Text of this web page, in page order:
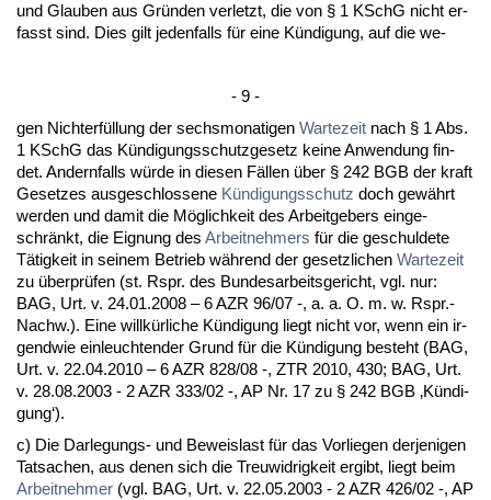
und Glau­ben aus Gründen ver­letzt, die von § 1 KSchG nicht er­
fasst sind. Dies gilt je­den­falls für ei­ne Kündi­gung, auf die we-
- 9 -
gen Nich­terfüllung der sechs­mo­na­ti­gen War­te­zeit nach § 1 Abs.
1 KSchG das Kündi­gungs­schutz­ge­setz kei­ne An­wen­dung fin­
det. An­dern­falls würde in die­sen Fällen über § 242 BGB der kraft
Ge­set­zes aus­ge­schlos­se­ne Kündi­gungs­schutz doch gewährt
wer­den und da­mit die Möglich­keit des Ar­beit­ge­bers ein­ge­
schränkt, die Eig­nung des Ar­beit­neh­mers für die ge­schul­de­te
Tätig­keit in sei­nem Be­trieb während der ge­setz­li­chen War­te­zeit
zu über­prüfen (st. Rspr. des Bun­des­ar­beits­ge­richt, vgl. nur:
BAG, Urt. v. 24.01.2008 – 6 AZR 96/07 -, a. a. O. m. w. Rspr.-
Nachw.). Ei­ne willkürli­che Kündi­gung liegt nicht vor, wenn ein ir­
gend­wie ein­leuch­ten­der Grund für die Kündi­gung be­steht (BAG,
Urt. v. 22.04.2010 – 6 AZR 828/08 -, ZTR 2010, 430; BAG, Urt.
v. 28.08.2003 - 2 AZR 333/02 -, AP Nr. 17 zu § 242 BGB ‚Kündi­
gung‘).
c) Die Dar­le­gungs- und Be­weis­last für das Vor­lie­gen der­je­ni­gen
Tat­sa­chen, aus de­nen sich die Treu­wid­rig­keit er­gibt, liegt beim
Ar­beit­neh­mer (vgl. BAG, Urt. v. 22.05.2003 - 2 AZR 426/02 -, AP